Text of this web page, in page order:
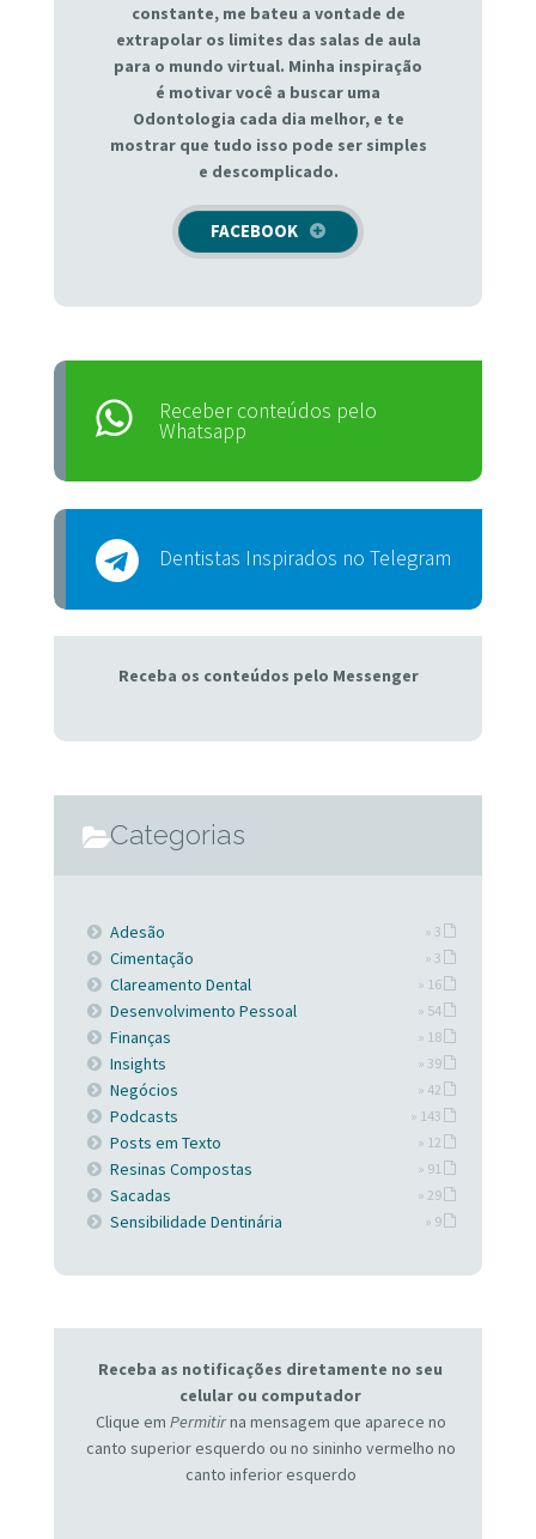
constante, me bateu a vontade de
extrapolar os limites das salas de aula
para o mundo virtual. Minha inspiração
é motivar você a buscar uma
Odontologia cada dia melhor, e te
mostrar que tudo isso pode ser simples
e descomplicado.
FACEBOOK
Receber conteúdos pelo
Whatsapp
Dentistas Inspirados no Telegram
Receba os conteúdos pelo Messenger
Categorias
Adesão » 3
Cimentação » 3
Clareamento Dental » 16
Desenvolvimento Pessoal » 54
Finanças » 18
Insights » 39
Negócios » 42
Podcasts » 143
Posts em Texto » 12
Resinas Compostas » 91
Sacadas » 29
Sensibilidade Dentinária » 9
Receba as notificações diretamente no seu
celular ou computador
Clique em Permitirna mensagem que aparece no
canto superior esquerdo ou no sininho vermelho no
canto inferior esquerdo